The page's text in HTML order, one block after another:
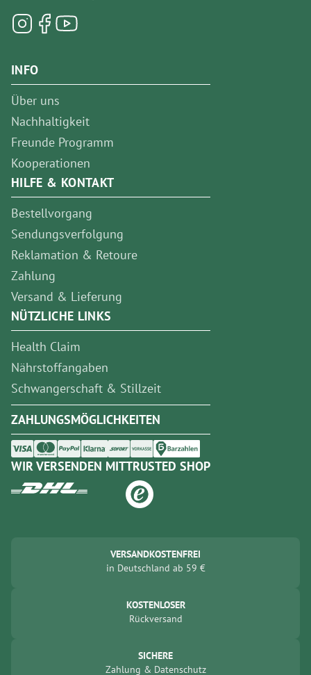
INFO
Über uns
Nachhaltigkeit
Freunde Programm
Kooperationen
HILFE & KONTAKT
Bestellvorgang
Sendungsverfolgung
Reklamation & Retoure
Zahlung
Versand & Lieferung
NÜTZLICHE LINKS
Health Claim
Nährstoffangaben
Schwangerschaft & Stillzeit
ZAHLUNGSMÖGLICHKEITEN
WIR VERSENDEN MITTRUSTED SHOP
VERSANDKOSTENFREI
in Deutschland ab 59 €
KOSTENLOSER
Rückversand
SICHERE
Zahlung & Datenschutz